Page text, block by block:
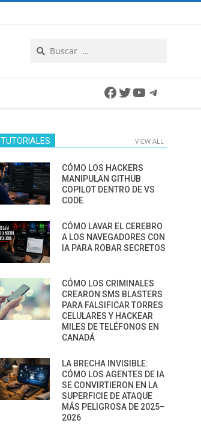
Facebook
Twitter
YouTube
TUTORIALES VIEW ALL
CÓMO LOS HACKERS
MANIPULAN GITHUB
COPILOT DENTRO DE VS
CODE
CÓMO LAVAR EL CEREBRO
A LOS NAVEGADORES CON
IA PARA ROBAR SECRETOS
CÓMO LOS CRIMINALES
CREARON SMS BLASTERS
PARA FALSIFICAR TORRES
CELULARES Y HACKEAR
MILES DE TELÉFONOS EN
CANADÁ
LA BRECHA INVISIBLE:
CÓMO LOS AGENTES DE IA
SE CONVIRTIERON EN LA
SUPERFICIE DE ATAQUE
MÁS PELIGROSA DE 2025–
2026